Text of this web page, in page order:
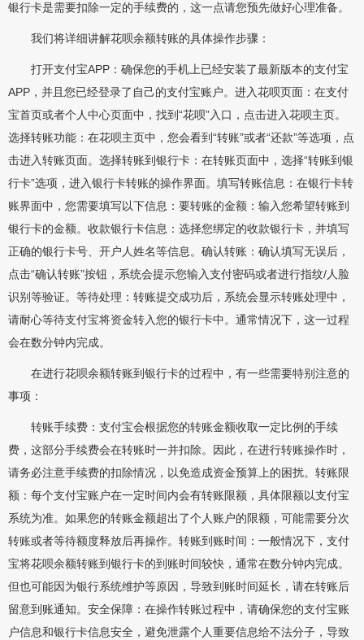
银行卡是需要扣除一定的手续费的，这一点请您预先做好心理准备。
我们将详细讲解花呗余额转账的具体操作步骤：
打开支付宝APP：确保您的手机上已经安装了最新版本的支付宝
APP，并且您已经登录了自己的支付宝账户。进入花呗页面：在支付
宝首页或者个人中心页面中，找到“花呗”入口，点击进入花呗主页。
选择转账功能：在花呗主页中，您会看到“转账”或者“还款”等选项，点
击进入转账页面。选择转账到银行卡：在转账页面中，选择“转账到银
行卡”选项，进入银行卡转账的操作界面。填写转账信息：在银行卡转
账界面中，您需要填写以下信息：要转账的金额：输入您希望转账到
银行卡的金额。收款银行卡信息：选择您绑定的收款银行卡，并填写
正确的银行卡号、开户人姓名等信息。确认转账：确认填写无误后，
点击“确认转账”按钮，系统会提示您输入支付密码或者进行指纹/人脸
识别等验证。等待处理：转账提交成功后，系统会显示转账处理中，
请耐心等待支付宝将资金转入您的银行卡中。通常情况下，这一过程
会在数分钟内完成。
在进行花呗余额转账到银行卡的过程中，有一些需要特别注意的
事项：
转账手续费：支付宝会根据您的转账金额收取一定比例的手续
费，这部分手续费会在转账时一并扣除。因此，在进行转账操作时，
请务必注意手续费的扣除情况，以免造成资金预算上的困扰。转账限
额：每个支付宝账户在一定时间内会有转账限额，具体限额以支付宝
系统为准。如果您的转账金额超出了个人账户的限额，可能需要分次
转账或者等待额度释放后再操作。转账到账时间：一般情况下，支付
宝将花呗余额转账到银行卡的到账时间较快，通常在数分钟内完成。
但也可能因为银行系统维护等原因，导致到账时间延长，请在转账后
留意到账通知。安全保障：在操作转账过程中，请确保您的支付宝账
户信息和银行卡信息安全，避免泄露个人重要信息给不法分子，导致